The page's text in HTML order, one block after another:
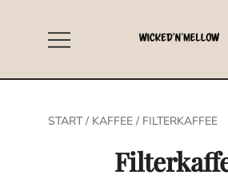
springen
START/ KAFFEE / FILTERKAFFEE